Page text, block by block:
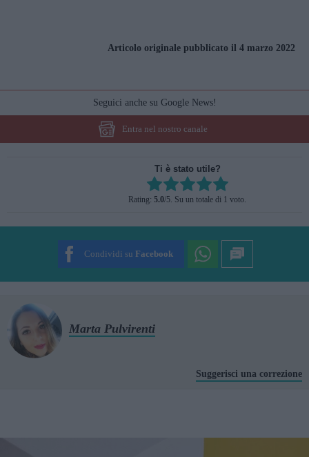
Articolo originale pubblicato il 4 marzo 2022
Seguici anche su Google News!
Entra nel nostro canale
Ti è stato utile?
Rate this item:
SUBMIT RATING
Rating: 5.0/5. Su un totale di 1 voto.
Condividi su Facebook
Marta Pulvirenti
Suggerisci una correzione